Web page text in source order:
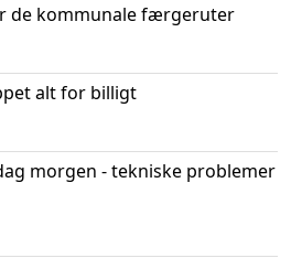
de kommunale færgeruter
alt for billigt
morgen - tekniske problemer